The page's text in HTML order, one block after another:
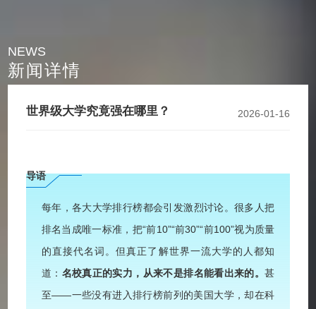
NEWS
新闻详情
世界级大学究竟强在哪里？ 2026-01-16
导语
每年，各大大学排行榜都会引发激烈讨论。很多人把
排名当成唯一标准，把“前10”“前30”“前100”视为质量
的直接代名词。但真正了解世界一流大学的人都知
道： 名校真正的实力，从来不是排名能看出来的。甚
至——一些没有进入排行榜前列的美国大学，却在科